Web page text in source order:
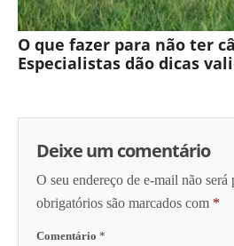
O que fazer para não ter
Especialistas dão dicas
Deixe um comentário
O seu endereço de e-mail não será
obrigatórios são marcados com *
Comentário *